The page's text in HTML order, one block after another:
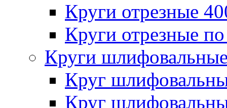
Круги отрезные
Круги отрезные
Круги
Круг
Круг